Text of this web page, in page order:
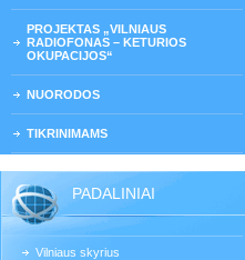
PROJEKTAS „VILNIAUS
RADIOFONAS – KETURIOS
OKUPACIJOS“
NUORODOS
TIKRINIMAMS
PADALINIAI
Vilniaus skyrius